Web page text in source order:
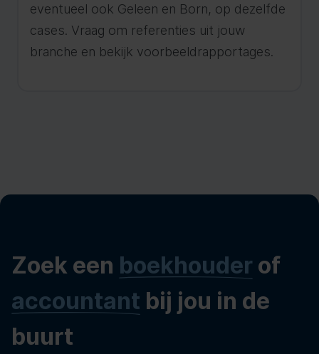
eventueel ook Geleen en Born, op dezelfde
cases. Vraag om referenties uit jouw
branche en bekijk voorbeeldrapportages.
Zoek een boekhouder of
accountant bij jou in de
buurt